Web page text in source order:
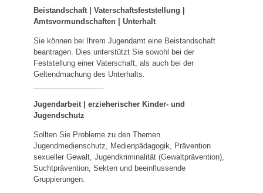
Beistandschaft | Vaterschaftsfeststellung |
Amtsvormundschaften| Unterhalt
Sie können bei Ihrem Jugendamt eine Beistandschaft
beantragen. Dies unterstützt Sie sowohl bei der
Feststellung einer Vaterschaft, als auch bei der
Geltendmachung des Unterhalts.
Jugendarbeit | erzieherischer Kinder- und
Jugendschutz
Sollten Sie Probleme zu den Themen
Jugendmedienschutz, Medienpädagogik, Prävention
sexueller Gewalt, Jugendkriminalität (Gewaltprävention),
Suchtprävention, Sekten und beeinflussende
Gruppierungen.